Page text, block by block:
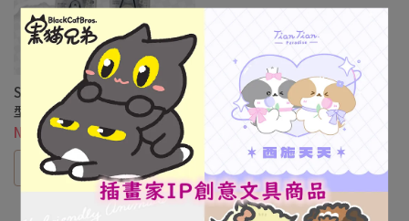
SDI i-PUSH輕鬆按修正帶進化
型滾輪替換帶 5mm*6M
NT$40
選購